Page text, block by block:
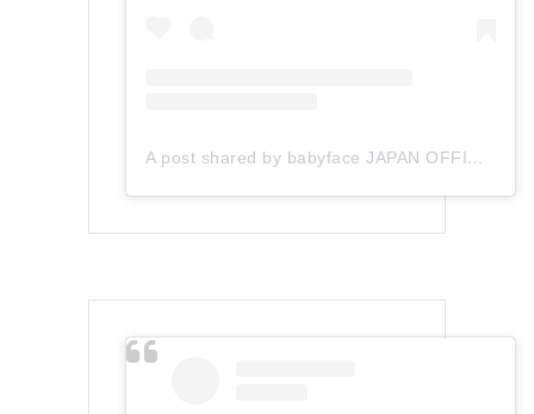
A post shared by babyface JAPAN OFFICIAL (@babyface_japan)